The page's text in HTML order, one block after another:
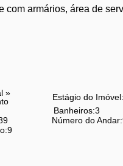
com armários, área de
»
Estágio do Imóvel:
Banheiros:3
Número do Andar:
9